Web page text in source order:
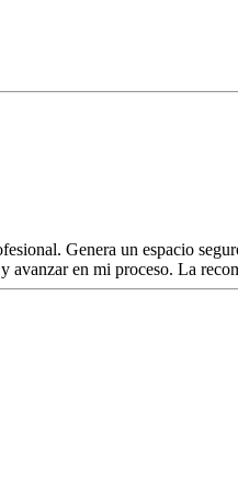
Genera un espacio
avanzar en mi proceso. La